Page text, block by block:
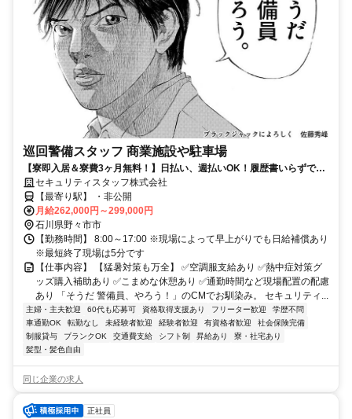
巡回警備スタッフ 商業施設や駐車場
【寮即入居＆寮費3ヶ月無料！】日払い、週払いOK！履歴書いらずで採
用率99％で安定生活スタート！
セキュリティスタッフ株式会社
【最寄り駅】 ・非公開
月給262,000円～299,000円
石川県野々市市
【勤務時間】 8:00～17:00 ※現場によって早上がりでも日給補償あり
※最短終了現場は5分です
【仕事内容】 【猛暑対策も万全】 ✅空調服支給あり ✅熱中症対策グ
ッズ購入補助あり ✅こまめな休憩あり ✅通勤時間など現場配置の配慮
あり 「そうだ 警備員、やろう！」のCMでお馴染み。 セキュリティ...
主婦・主夫歓迎 60代も応募可 資格取得支援あり フリーター歓迎
学歴不問
車通勤OK
転勤なし 未経験者歓迎 経験者歓迎 有資格者歓迎
社会保険完備
制服貸与
ブランクOK 交通費支給 シフト制 昇給あり
寮・社宅あり
髪型・髪色自由
同じ企業の求人
正社員